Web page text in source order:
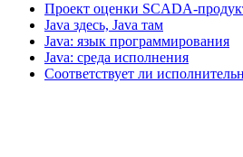
Проект оценки SCADA-
Java здесь, Java там
Java: язык программирования
Java: среда исполнения
Соответствует ли